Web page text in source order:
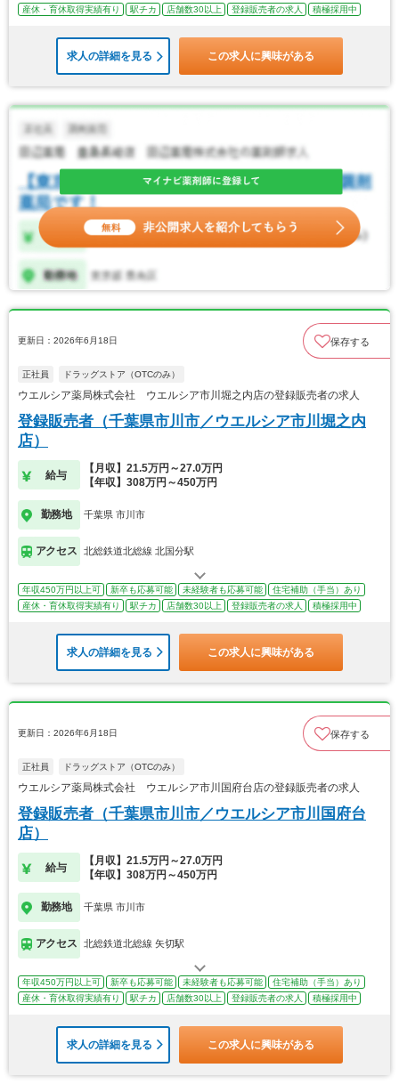
産休・育休取得実績有り
駅チカ 店舗数30以上 登録販売者の求人 積極採用中
求人の詳細を見る この求人に興味がある
更新日：2026年6月18日 保存する
正社員 ドラッグストア（OTCのみ）
ウエルシア薬局株式会社 ウエルシア市川堀之内店の登録販売者の求人
登録販売者（千葉県市川市／ウエルシア市川堀之内
店）
給与
【月収】21.5万円～27.0万円
【年収】308万円～450万円
勤務地 千葉県 市川市
アクセス 北総鉄道北総線 北国分駅
年収450万円以上可 新卒も応募可能 未経験者も応募可能
住宅補助（手当）あり
産休・育休取得実績有り
駅チカ 店舗数30以上 登録販売者の求人 積極採用中
求人の詳細を見る この求人に興味がある
更新日：2026年6月18日 保存する
正社員 ドラッグストア（OTCのみ）
ウエルシア薬局株式会社 ウエルシア市川国府台店の登録販売者の求人
登録販売者（千葉県市川市／ウエルシア市川国府台
店）
給与
【月収】21.5万円～27.0万円
【年収】308万円～450万円
勤務地 千葉県 市川市
アクセス 北総鉄道北総線 矢切駅
年収450万円以上可 新卒も応募可能 未経験者も応募可能
住宅補助（手当）あり
産休・育休取得実績有り
駅チカ 店舗数30以上 登録販売者の求人 積極採用中
求人の詳細を見る この求人に興味がある